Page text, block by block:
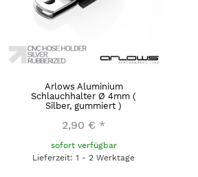
Arlows Aluminium
Schlauchhalter Ø 4mm (
Silber, gummiert )
2,90 € *
sofort verfügbar
Lieferzeit: 1 - 2 Werktage